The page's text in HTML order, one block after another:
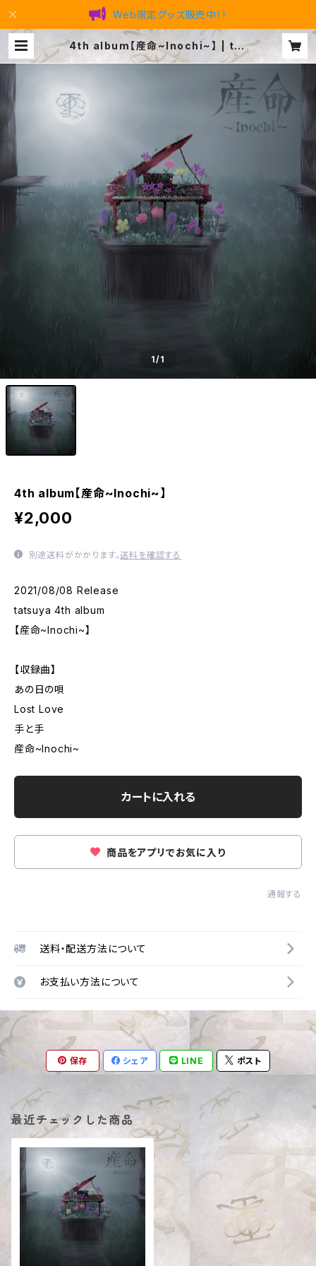
Web限定グッズ販売中！！
4th album【産命~Inochi~】 | tat
suya official SHOP
1/1
4th album【産命~Inochi~】
¥2,000
別途送料がかかります。送料を確認する
2021/08/08 Release
tatsuya 4th album
【産命~Inochi~】
【収録曲】
あの日の唄
Lost Love
手と手
産命~Inochi~
カートに入れる
商品をアプリでお気に入り
通報する
送料・配送方法について
お支払い方法について
保存 シェア LINE ポスト
最近チェックした商品